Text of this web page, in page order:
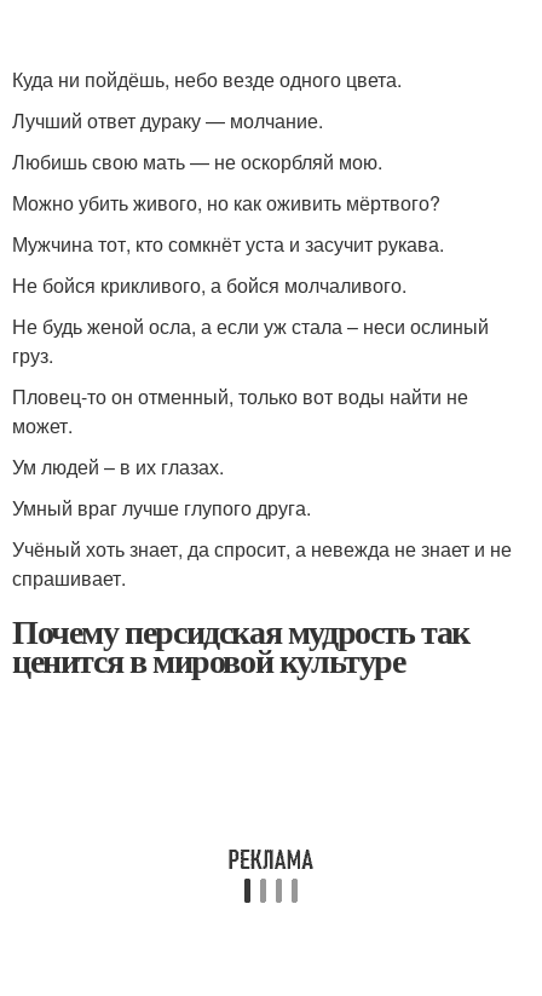
Куда ни пойдёшь, небо везде одного цвета.
Лучший ответ дураку — молчание.
Любишь свою мать — не оскорбляй мою.
Можно убить живого, но как оживить мёртвого?
Мужчина тот, кто сомкнёт уста и засучит рукава.
Не бойся крикливого, а бойся молчаливого.
Не будь женой осла, а если уж стала – неси ослиный
груз.
Пловец-то он отменный, только вот воды найти не
может.
Ум людей – в их глазах.
Умный враг лучше глупого друга.
Учёный хоть знает, да спросит, а невежда не знает и не
спрашивает.
Почему персидская мудрость так
ценится в мировой культуре